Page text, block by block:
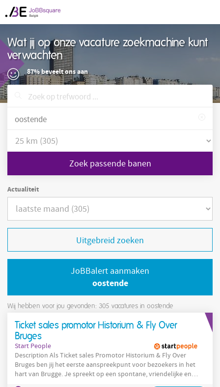
Wat jij op onze vacature zoekmachine kunt
verwachten
87% beveelt ons aan
Zoek passende banen
Actualiteit
Uitgebreid zoeken
JoBBalert aanmaken
oostende
Wij hebben voor jou gevonden: 305 vacatures in oostende
Ticket sales promotor Historium & Fly Over
Bruges
Start People
Description Als Ticket sales Promotor Historium & Fly Over
Bruges ben jij het eerste aanspreekpunt voor bezoekers in het
hart van Brugge. Je spreekt op een spontane, vriendelijke en